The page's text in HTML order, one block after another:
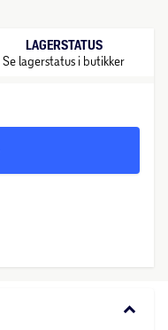
LAGERSTATUS
Se lagerstatus i butikker
keyboard_arrow_down